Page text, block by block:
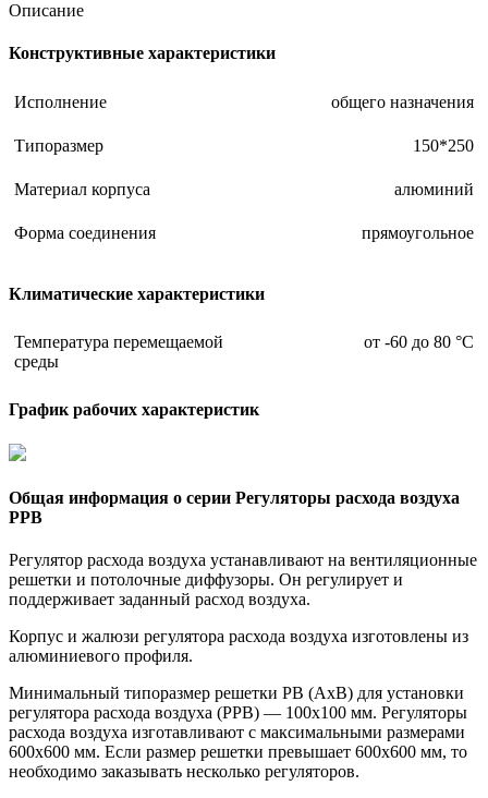
Описание
Конструктивные характеристики
Исполнение общего назначения
Типоразмер 150*250
Материал корпуса алюминий
Форма соединения прямоугольное
Климатические характеристики
Температура перемещаемой
среды
от -60 до 80 °С
График рабочих характеристик
Общая информация о серии Регуляторы расхода воздуха
РРВ
Регулятор расхода воздуха устанавливают на вентиляционные
решетки и потолочные диффузоры. Он регулирует и
поддерживает заданный расход воздуха.
Корпус и жалюзи регулятора расхода воздуха изготовлены из
алюминиевого профиля.
Минимальный типоразмер решетки РВ (АхВ) для установки
регулятора расхода воздуха (РРВ) — 100х100 мм. Регуляторы
расхода воздуха изготавливают с максимальными размерами
600х600 мм. Если размер решетки превышает 600х600 мм, то
необходимо заказывать несколько регуляторов.